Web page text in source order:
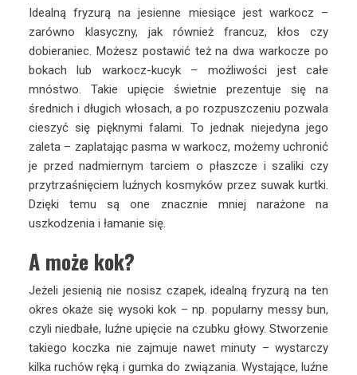
Idealną fryzurą na jesienne miesiące jest warkocz –
zarówno klasyczny, jak również francuz, kłos czy
dobieraniec. Możesz postawić też na dwa warkocze po
bokach lub warkocz-kucyk – możliwości jest całe
mnóstwo. Takie upięcie świetnie prezentuje się na
średnich i długich włosach, a po rozpuszczeniu pozwala
cieszyć się pięknymi falami. To jednak niejedyna jego
zaleta – zaplatając pasma w warkocz, możemy uchronić
je przed nadmiernym tarciem o płaszcze i szaliki czy
przytrzaśnięciem luźnych kosmyków przez suwak kurtki.
Dzięki temu są one znacznie mniej narażone na
uszkodzenia i łamanie się.
A może kok?
Jeżeli jesienią nie nosisz czapek, idealną fryzurą na ten
okres okaże się wysoki kok – np. popularny messy bun,
czyli niedbałe, luźne upięcie na czubku głowy. Stworzenie
takiego koczka nie zajmuje nawet minuty – wystarczy
kilka ruchów ręką i gumka do związania. Wystające, luźne